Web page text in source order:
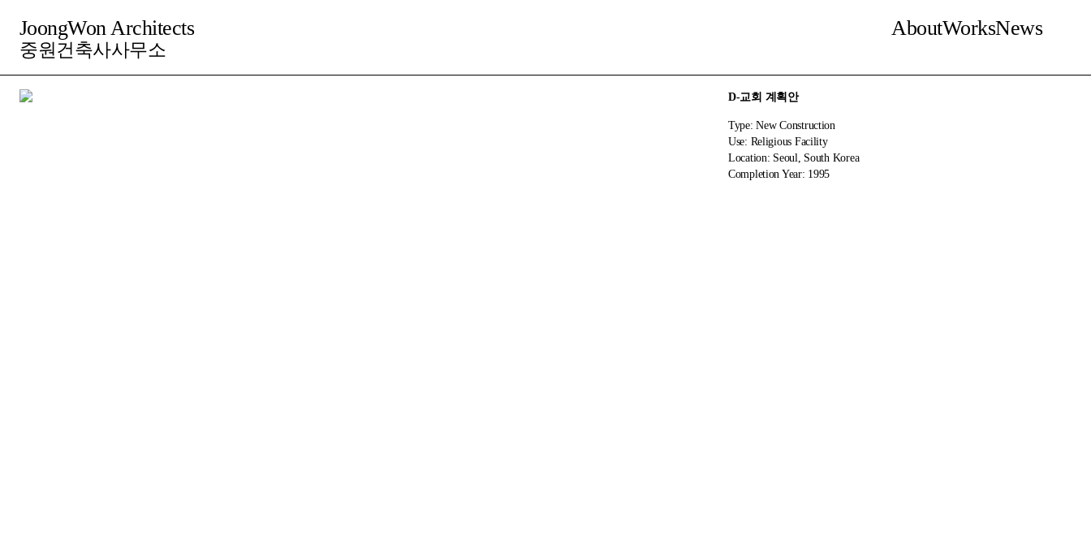
JoongWon Architects
중원건축사사무소
AboutWorksNews
D-교회 계획안
Type: New Construction
Use: Religious Facility
Location: Seoul, South Korea
Completion Year: 1995